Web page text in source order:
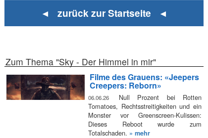
◄ zurück zur Startseite ◄
Zum Thema "Sky - Der Himmel in mir"
Filme des Grauens: «Jeepers
Creepers: Reborn»
06.06.26
Null Prozent bei Rotten
Tomatoes, Rechtsstreitigkeiten und ein
Monster vor Greenscreen-Kulissen:
Dieses Reboot wurde zum
Totalschaden. » mehr